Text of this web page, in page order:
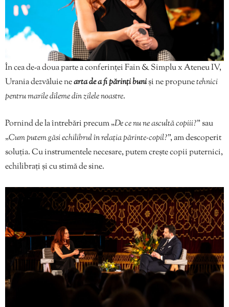
În cea de-a doua parte a conferinței Fain & Simplu x Ateneu IV,
Urania dezvăluie nearta de a fi părinți buniși ne propunetehnici
pentru marile dileme din zilele noastre.
Pornind de la întrebări precum „De ce nu ne ascultă copiii?” sau
„Cum putem găsi echilibrul în relația părinte-copil?”, am descoperit
soluția. Cu instrumentele necesare, putem crește copii puternici,
echilibrați și cu stimă de sine.